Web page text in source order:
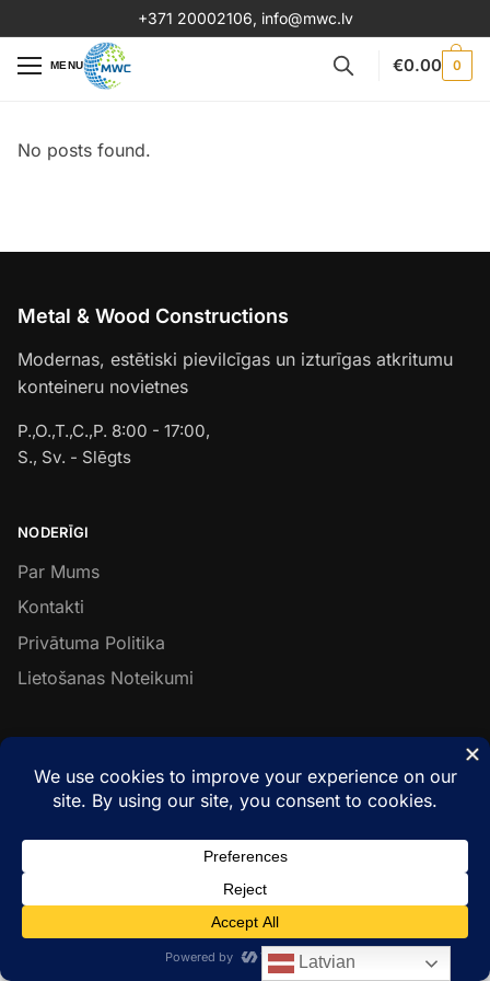
+371 20002106, info@mwc.lv
MENU €0.00 0
No posts found.
Metal & Wood Constructions
Modernas, estētiski pievilcīgas un izturīgas atkritumu
konteineru novietnes
P.,O.,T.,C.,P. 8:00 - 17:00,
S., Sv. - Slēgts
NODERĪGI
Par Mums
Kontakti
Privātuma Politika
Lietošanas Noteikumi
Facebook
© Metal & Wood Constructions 2026
Latvian